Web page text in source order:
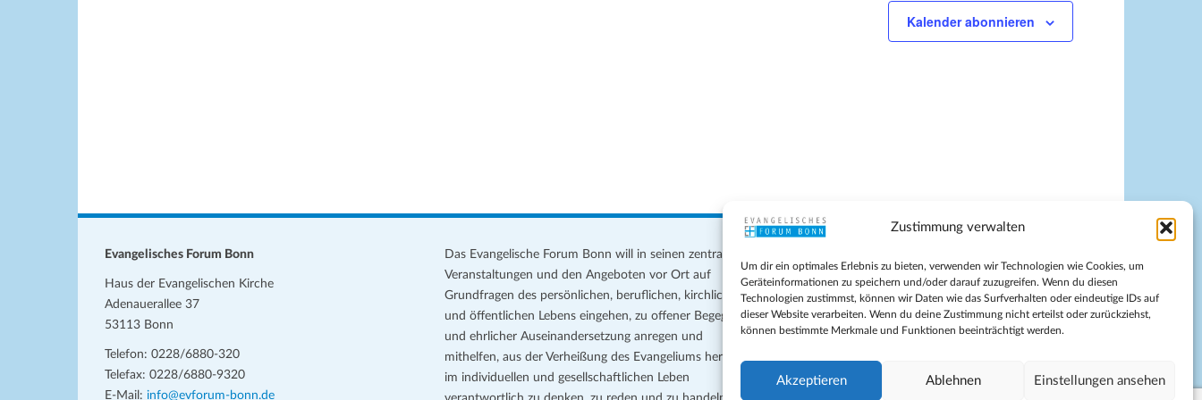
Zustimmung verwalten
Um dir ein optimales Erlebnis zu bieten, verwenden wir Technologien wie Cookies, um
Geräteinformationen zu speichern und/oder darauf zuzugreifen. Wenn du diesen
Technologien zustimmst, können wir Daten wie das Surfverhalten oder eindeutige IDs auf
dieser Website verarbeiten. Wenn du deine Zustimmung nicht erteilst oder zurückziehst,
können bestimmte Merkmale und Funktionen beeinträchtigt werden.
Akzeptieren Ablehnen Einstellungen ansehen
Kalender abonnieren
Evangelisches Forum Bonn
Haus der Evangelischen Kirche
Adenauerallee 37
53113 Bonn
Telefon: 0228/6880-320
Telefax: 0228/6880-9320
E-Mail: info@evforum-bonn.de
Das Evangelische Forum Bonn will in seinen zentralen
Veranstaltungen und den Angeboten vor Ort auf
Grundfragen des persönlichen, beruflichen, kirchlichen
und öffentlichen Lebens eingehen, zu offener Begegnung
und ehrlicher Auseinandersetzung anregen und
mithelfen, aus der Verheißung des Evangeliums heraus
im individuellen und gesellschaftlichen Leben
Datenschutz
Teilnahmebedingungen
Evangelische Kirche in Bonn
Cookie-Richtlinie (EU)